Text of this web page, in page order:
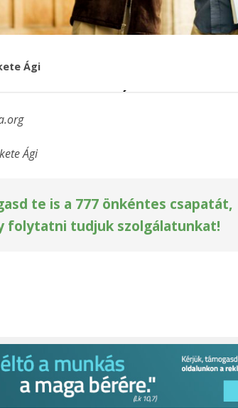
Ági
te is a 777 önkéntes csapatát,
folytatni tudjuk szolgálatunkat!